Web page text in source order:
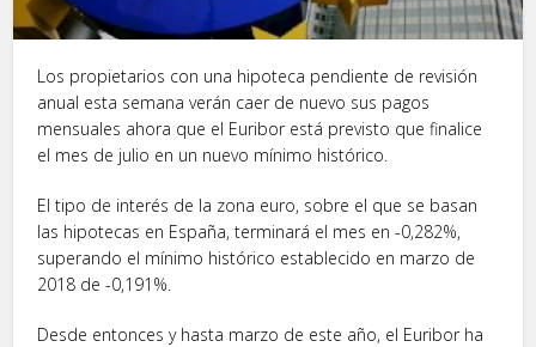
Los propietarios con una hipoteca pendiente de revisión
anual esta semana verán caer de nuevo sus pagos
mensuales ahora que el Euribor está previsto que finalice
el mes de julio en un nuevo mínimo histórico.
El tipo de interés de la zona euro, sobre el que se basan
las hipotecas en España, terminará el mes en -0,282%,
superando el mínimo histórico establecido en marzo de
2018 de -0,191%.
Desde entonces y hasta marzo de este año, el Euribor ha